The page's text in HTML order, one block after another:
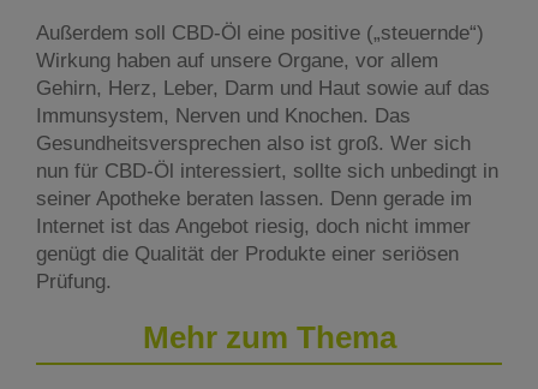
Außerdem soll CBD-Öl eine positive („steuernde“)
Wirkung haben auf unsere Organe, vor allem
Gehirn, Herz, Leber, Darm und Haut sowie auf das
Immunsystem, Nerven und Knochen. Das
Gesundheitsversprechen also ist groß. Wer sich
nun für CBD-Öl interessiert, sollte sich unbedingt in
seiner Apotheke beraten lassen. Denn gerade im
Internet ist das Angebot riesig, doch nicht immer
genügt die Qualität der Produkte einer seriösen
Prüfung.
Mehr zum Thema